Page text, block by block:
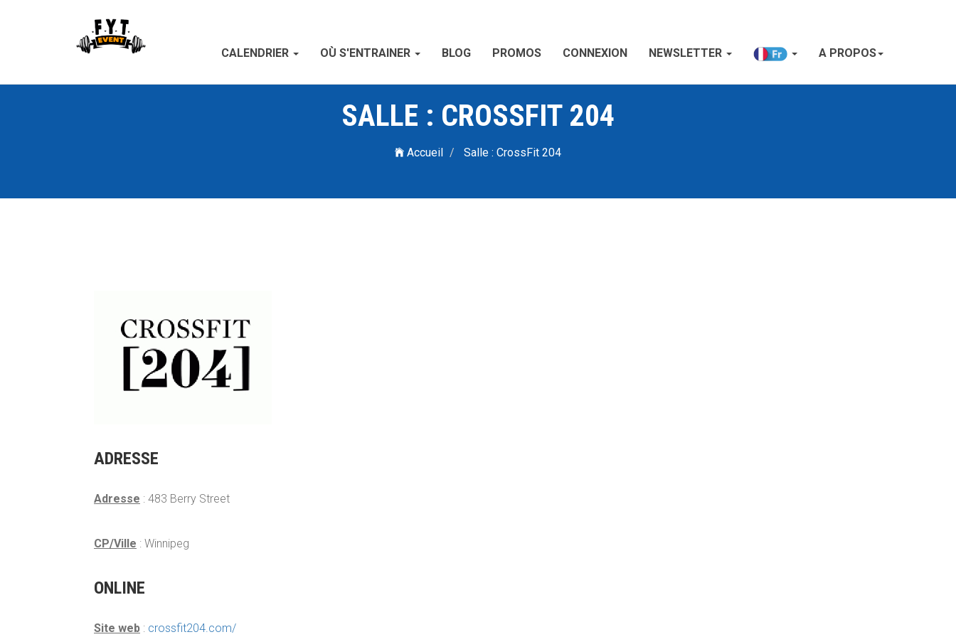
CALENDRIER OÙ S'ENTRAINER BLOG PROMOS CONNEXION NEWSLETTER A PROPOS
SALLE : CROSSFIT 204
Accueil Salle : CrossFit 204
ADRESSE
Adresse : 483 Berry Street
CP/Ville : Winnipeg
ONLINE
Site web : crossfit204.com/